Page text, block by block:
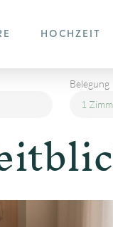
HOCHZEIT
Belegung
1